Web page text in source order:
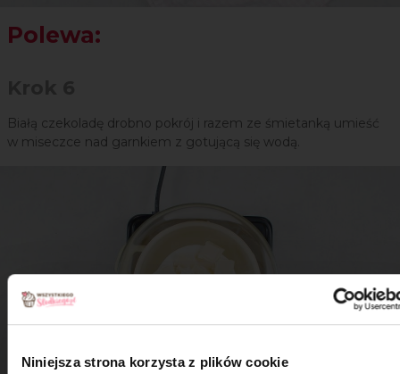
Niniejsza strona korzysta z plików cookie
Polewa:
Białą czekoladę drobno pokrój i razem ze śmietanką umieść
w miseczce nad garnkiem z gotującą się wodą.